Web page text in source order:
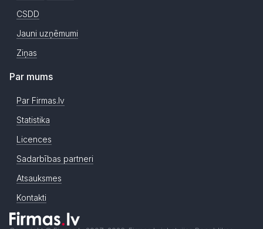
CSDD
Jauni uzņēmumi
Ziņas
Par mums
Par Firmas.lv
Statistika
Licences
Sadarbības partneri
Atsauksmes
Kontakti